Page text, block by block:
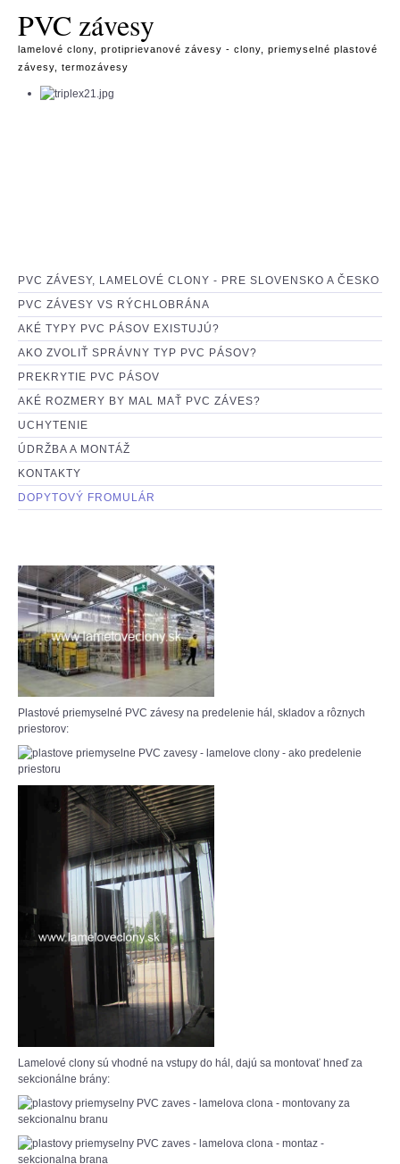
PVC závesy
lamelové clony, protiprievanové závesy - clony, priemyselné plastové
závesy, termozávesy
PVC ZÁVESY, LAMELOVÉ CLONY - PRE SLOVENSKO A ČESKO
PVC ZÁVESY VS RÝCHLOBRÁNA
AKÉ TYPY PVC PÁSOV EXISTUJÚ?
AKO ZVOLIŤ SPRÁVNY TYP PVC PÁSOV?
PREKRYTIE PVC PÁSOV
AKÉ ROZMERY BY MAL MAŤ PVC ZÁVES?
UCHYTENIE
ÚDRŽBA A MONTÁŽ
KONTAKTY
DOPYTOVÝ FROMULÁR
Plastové priemyselné PVC závesy na predelenie hál, skladov a rôznych
priestorov:
Lamelové clony sú vhodné na vstupy do hál, dajú sa montovať hneď za
sekcionálne brány: